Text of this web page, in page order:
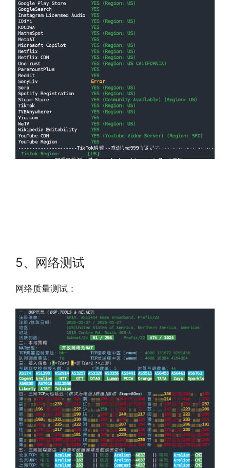
5、网络测试
网络质量测试：